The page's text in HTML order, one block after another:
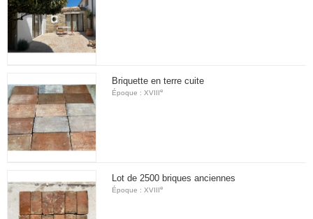
Briquette en terre cuite
Époque : XVIIIe
Lot de 2500 briques anciennes
Époque : XVIII e